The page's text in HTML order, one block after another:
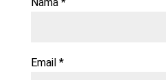
Email *